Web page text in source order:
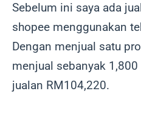
Sebelum ini saya ada
shopee menggunakan
Dengan menjual satu
menjual sebanyak
jualan RM104,220.